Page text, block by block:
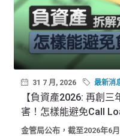
31 7 月, 2026 最新消
【負資產2026: 再創
害！怎樣能避免Call
金管局公布，截至2026年6